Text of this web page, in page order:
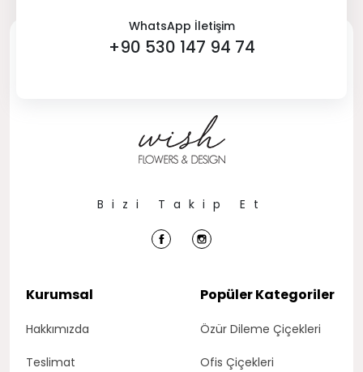
WhatsApp İletişim
+90 530 147 94 74
Kurumsal
Hakkımızda
Teslimat
Popüler Kategoriler
Özür Dileme Çiçekleri
Ofis Çiçekleri
Bizi Takip Et